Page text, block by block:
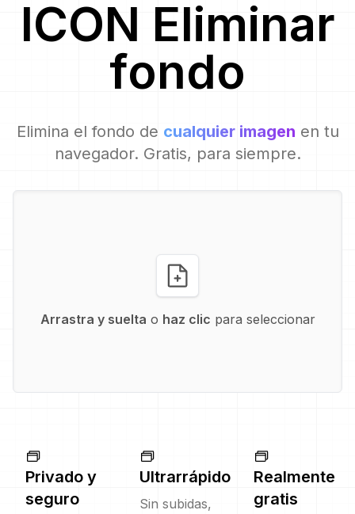
ICON Eliminar
fondo
Elimina el fondo de cualquier imagen en tu
navegador. Gratis, para siempre.
Arrastra y suelta o haz clic para seleccionar
Privado y
seguro
Ultrarrápido
Sin subidas,
Realmente
gratis